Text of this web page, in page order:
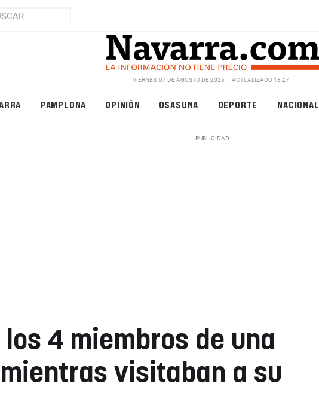
VIERNES, 07 DE AGOSTO DE 2026 ACTUALIZADO 18:27
PAMPLONA OPINIÓN OSASUNA DEPORTE NACIONAL
los 4 miembros de una
visitaban a su